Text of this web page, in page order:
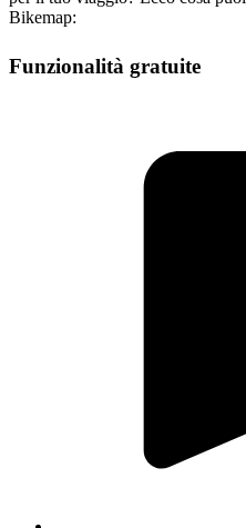
Bikemap:
Funzionalità gratuite